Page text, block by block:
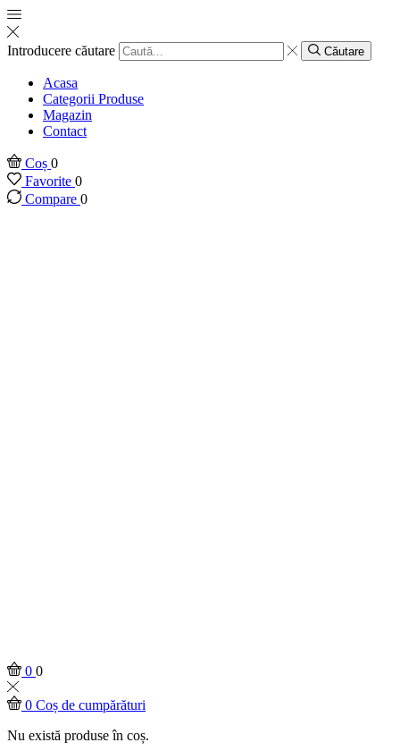
Introducere căutare Căutare
Acasa
Categorii Produse
Magazin
Contact
Coș 0
Favorite 0
Compare 0
0 0
0 Coș de cumpărături
Nu există produse în coș.